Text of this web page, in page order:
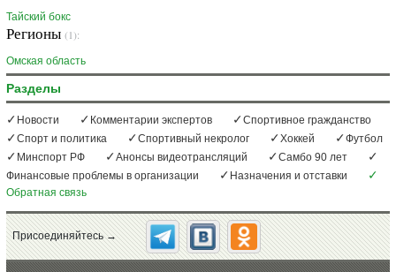
Тайский бокс
Регионы (1):
Омская область
Разделы
Новости Комментарии экспертов
Спортивное гражданство
Спорт и политика
Спортивный некролог Хоккей
Футбол
Минспорт РФ
Анонсы видеотрансляций
Самбо 90 лет
Финансовые проблемы в организации
Назначения и отставки
Обратная связь
Присоединяйтесь →